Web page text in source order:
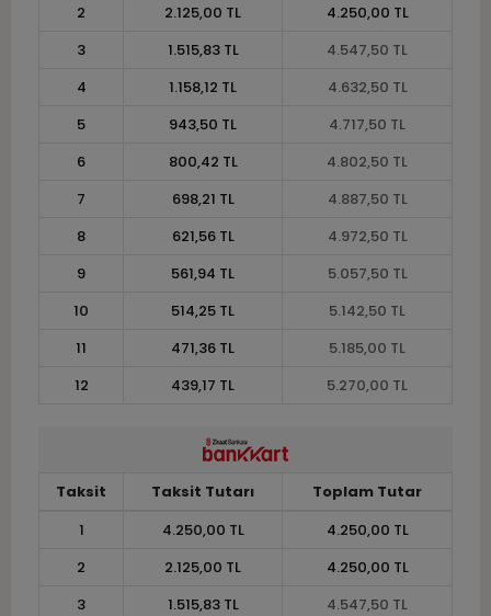
2
2.125,00 TL
4.250,00 TL
3
1.515,83 TL
4.547,50 TL
4
1.158,12 TL
4.632,50 TL
5
943,50 TL
4.717,50 TL
6
800,42 TL
4.802,50 TL
7
698,21 TL
4.887,50 TL
8
621,56 TL
4.972,50 TL
9
561,94 TL
5.057,50 TL
10
514,25 TL
5.142,50 TL
11
471,36 TL
5.185,00 TL
12
439,17 TL 5.270,00 TL
Taksit Taksit Tutarı
Toplam Tutar
1
4.250,00 TL
4.250,00 TL
2
2.125,00 TL
4.250,00 TL
3
1.515,83 TL
4.547,50 TL